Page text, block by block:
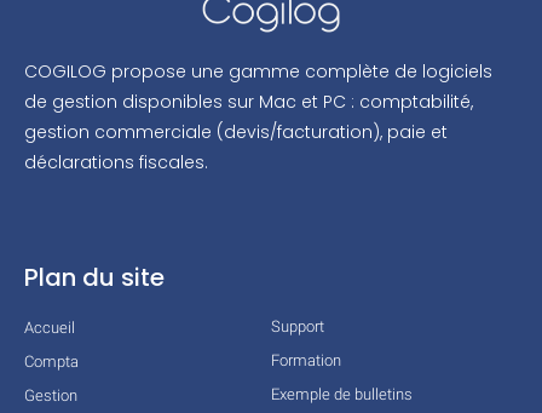
COGILOG propose une gamme complète de logiciels
de gestion disponibles sur Mac et PC : comptabilité,
gestion commerciale (devis/facturation), paie et
déclarations fiscales.
Plan du site
Accueil
Compta
Gestion
Support
Formation
Exemple de bulletins